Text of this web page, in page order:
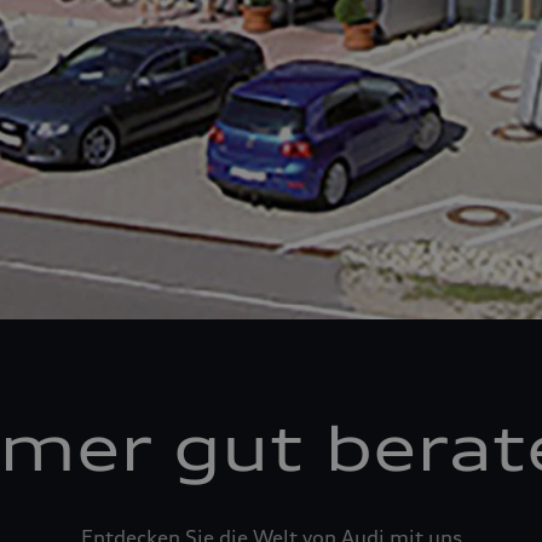
gut
Entdecken Sie die Welt von Audi mit uns